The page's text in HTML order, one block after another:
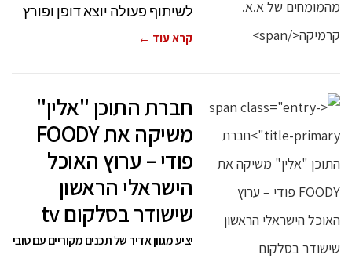
לשיתוף פעולה יוצא דופן ופורץ
קרא עוד ←
חברת התוכן "אלין"
משיקה את FOODY
פודי – ערוץ האוכל
הישראלי הראשון
שישודר בסלקום tv
יציע מגוון אדיר של תכנים מקוריים עם טובי